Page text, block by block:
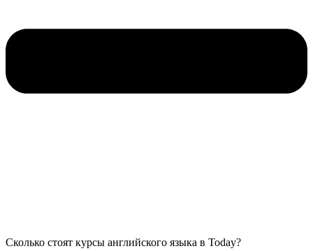
Сколько стоят курсы английского языка в Today?